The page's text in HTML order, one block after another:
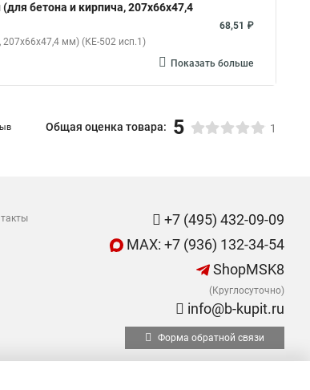
бетона и кирпича, 207х66х47,4
мм) (КЕ-502 исп.1)
68,51 ₽
Показать больше
Общая оценка товара: 5 1
+7 (495) 432-09-09
MAX: +7 (936) 132-34-54
ShopMSK8
(Круглосуточно)
info@b-kupit.ru
Форма обратной связи